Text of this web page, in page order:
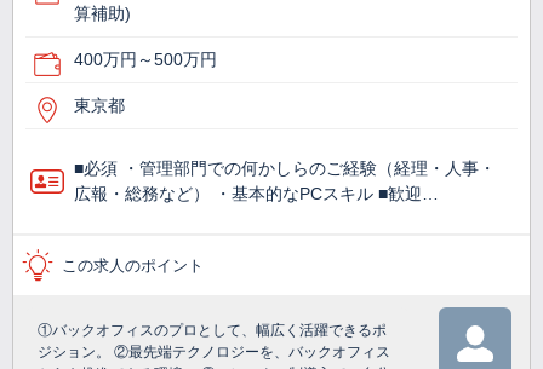
算補助)
400万円～500万円
東京都
■必須 ・管理部門での何かしらのご経験（経理・人事・
広報・総務など） ・基本的なPCスキル ■歓迎…
この求人のポイント
①バックオフィスのプロとして、幅広く活躍できるポ
ジション。 ②最先端テクノロジーを、バックオフィス